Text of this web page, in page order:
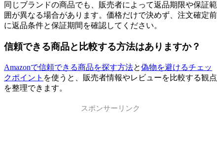
同じブランドの商品でも、販売者によって返品期限や保証範
囲が異なる場合があります。価格だけで決めず、注文確定前
に返品条件と保証期間を確認してください。
信頼できる商品と比較する方法はありますか？
Amazonで信頼できる商品を探す方法と偽物を避けるチェッ
クポイント を使うと、販売者情報やレビューを比較する観点
を整理できます。
スポンサーリンク